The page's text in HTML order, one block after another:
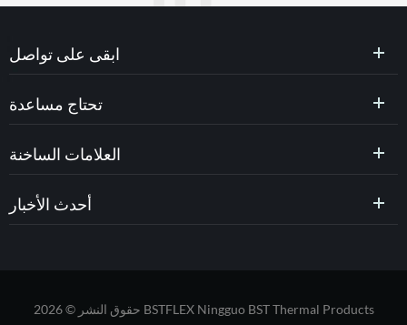
ابقى على تواصل
تحتاج مساعدة
العلامات الساخنة
أحدث الأخبار
حقوق النشر © 2026 BSTFLEX Ningguo BST Thermal Products